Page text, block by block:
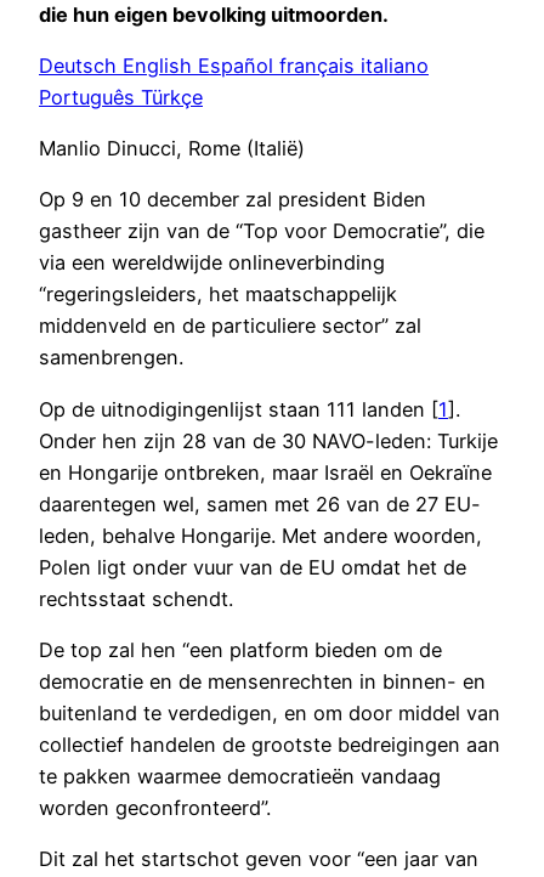
die hun eigen bevolking uitmoorden.
Deutsch English Español français italiano
Português Türkçe
Manlio Dinucci, Rome (Italië)
Op 9 en 10 december zal president Biden
gastheer zijn van de “Top voor Democratie”, die
via een wereldwijde onlineverbinding
“regeringsleiders, het maatschappelijk
middenveld en de particuliere sector” zal
samenbrengen.
Op de uitnodigingenlijst staan 111 landen [1].
Onder hen zijn 28 van de 30 NAVO-leden: Turkije
en Hongarije ontbreken, maar Israël en Oekraïne
daarentegen wel, samen met 26 van de 27 EU-
leden, behalve Hongarije. Met andere woorden,
Polen ligt onder vuur van de EU omdat het de
rechtsstaat schendt.
De top zal hen “een platform bieden om de
democratie en de mensenrechten in binnen- en
buitenland te verdedigen, en om door middel van
collectief handelen de grootste bedreigingen aan
te pakken waarmee democratieën vandaag
worden geconfronteerd”.
Dit zal het startschot geven voor “een jaar van